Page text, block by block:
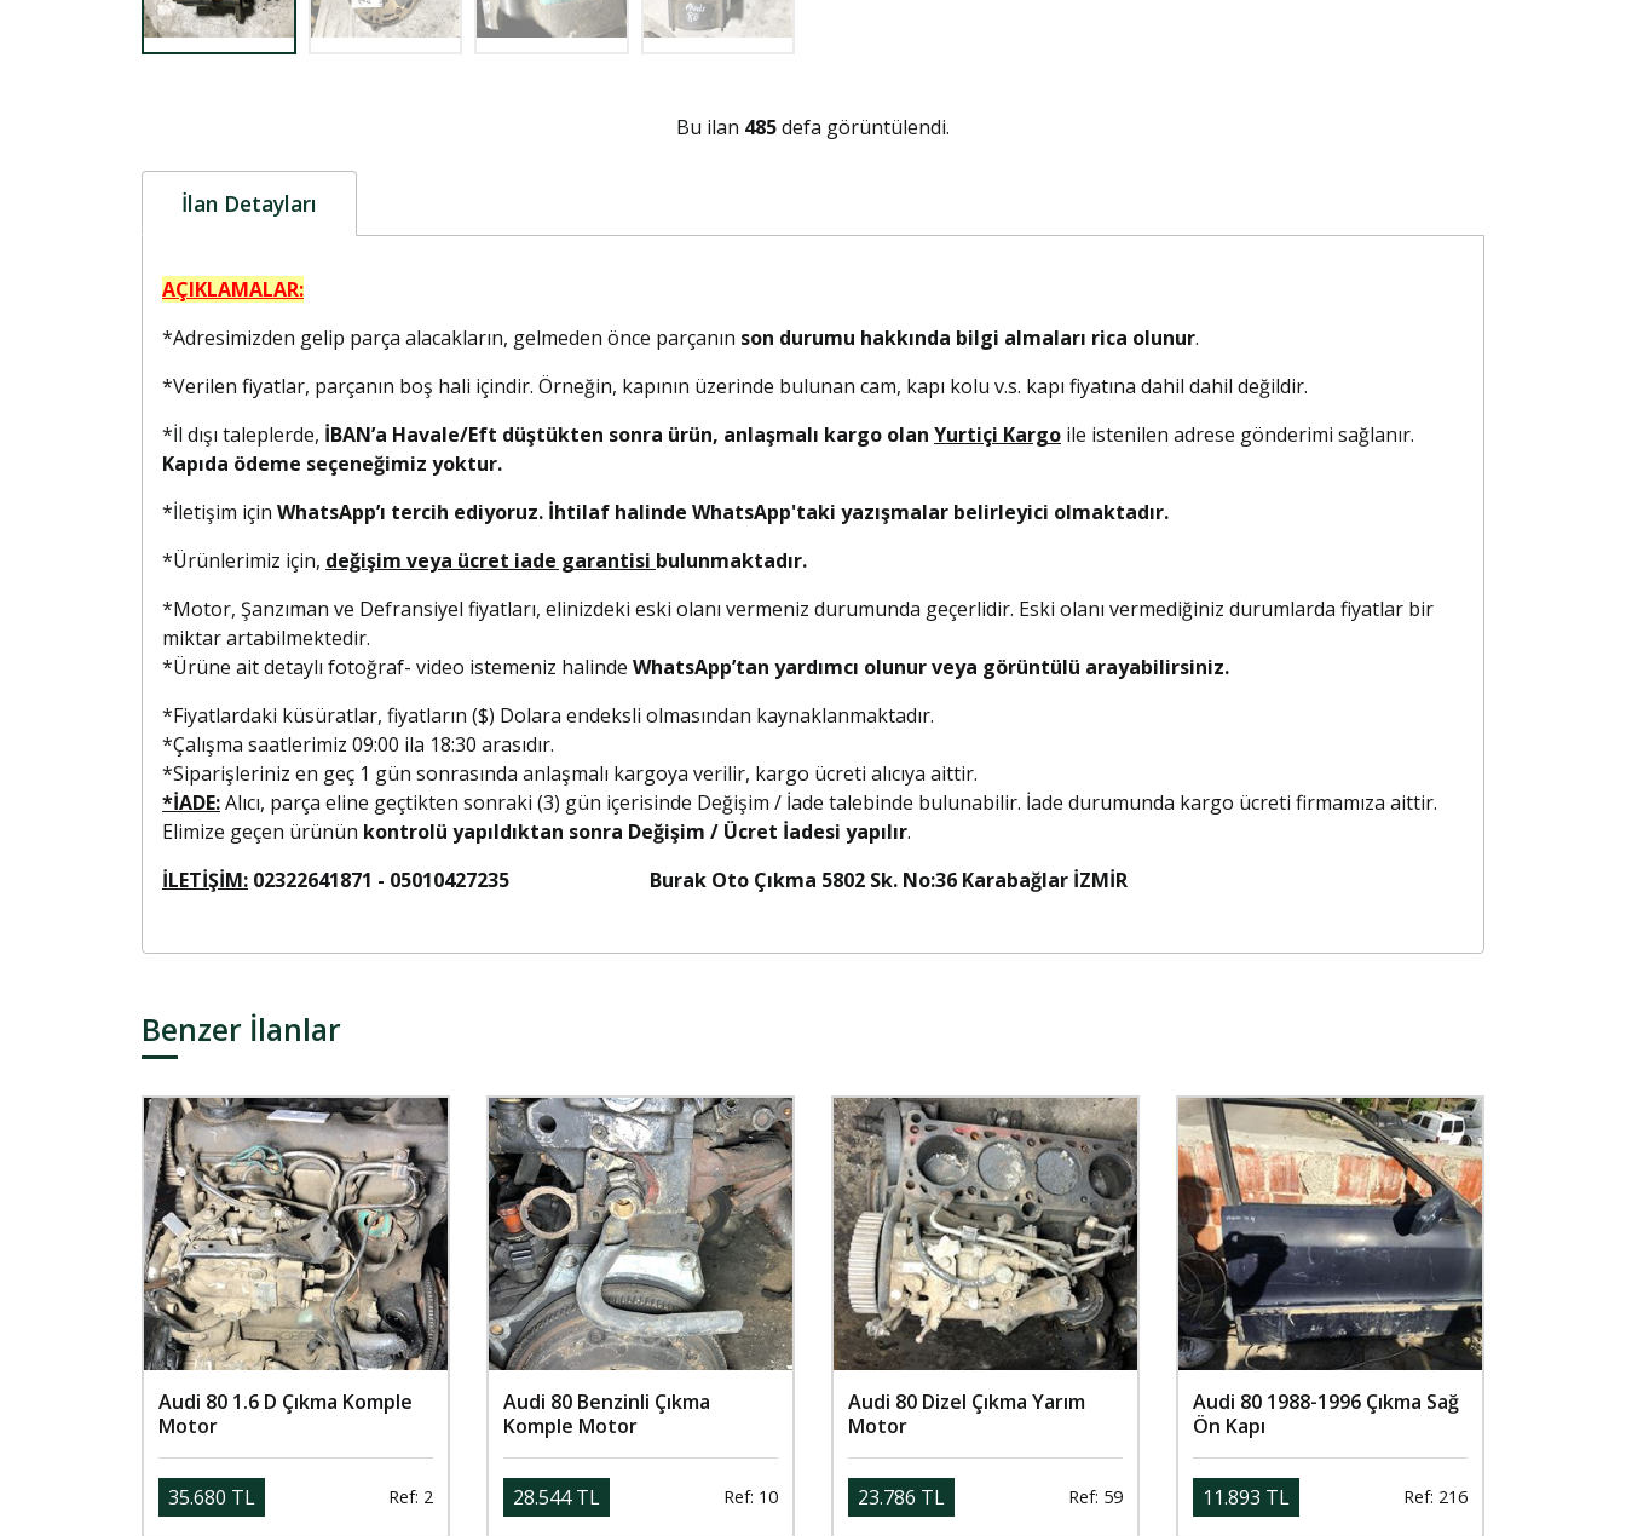
Bu ilan 485defa görüntülendi.
İlan Detayları
AÇIKLAMALAR:
*Adresimizden gelip parça alacakların, gelmeden önce parçanın son durumu hakkında bilgi almaları rica olunur.
*Verilen fiyatlar, parçanın boş hali içindir. Örneğin, kapının üzerinde bulunan cam, kapı kolu v.s. kapı fiyatına dahil dahil değildir.
*İl dışı taleplerde, İBAN’a Havale/Eft düştükten sonra ürün, anlaşmalı kargo olan Yurtiçi Kargo ile istenilen adrese gönderimi sağlanır.
Kapıda ödeme seçeneğimiz yoktur.
*İletişim için WhatsApp’ı tercih ediyoruz. İhtilaf halinde WhatsApp'taki yazışmalar belirleyici olmaktadır.
*Ürünlerimiz için, değişim veya ücret iade garantisi bulunmaktadır.
*Motor, Şanzıman ve Defransiyel fiyatları, elinizdeki eski olanı vermeniz durumunda geçerlidir. Eski olanı vermediğiniz durumlarda fiyatlar bir
miktar artabilmektedir.
*Ürüne ait detaylı fotoğraf- video istemeniz halinde WhatsApp’tan yardımcı olunur veya görüntülü arayabilirsiniz.
*Fiyatlardaki küsüratlar, fiyatların ($) Dolara endeksli olmasından kaynaklanmaktadır.
*Çalışma saatlerimiz 09:00 ila 18:30 arasıdır.
*Siparişleriniz en geç 1 gün sonrasında anlaşmalı kargoya verilir, kargo ücreti alıcıya aittir.
*İADE:Alıcı, parça eline geçtikten sonraki (3) gün içerisinde Değişim / İade talebinde bulunabilir. İade durumunda kargo ücreti firmamıza aittir.
Elimize geçen ürünün kontrolü yapıldıktan sonra Değişim / Ücret İadesi yapılır.
İLETİŞİM: 02322641871 - 05010427235 Burak Oto Çıkma 5802 Sk. No:36 Karabağlar İZMİR
Benzer İlanlar
Audi 80 1.6 D Çıkma Komple
Motor
35.680 TL Ref: 2
Audi 80 Benzinli Çıkma
Komple Motor
28.544 TL Ref: 10
Audi 80 Dizel Çıkma Yarım
Motor
23.786 TL Ref: 59
Audi 80 1988-1996 Çıkma Sağ
Ön Kapı
11.893 TL Ref: 216